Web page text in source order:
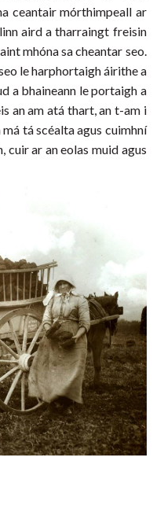
ceantair mórthimpeall ar
aird a tharraingt freisin
mhóna sa cheantar seo.
le harphortaigh áirithe a
a bhaineann le portaigh a
an am atá thart, an t-am i
tá scéalta agus cuimhní
cuir ar an eolas muid agus